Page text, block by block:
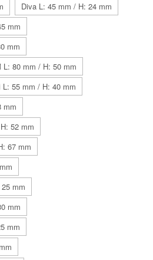
Diva L: 45 mm / H: 24 mm
mm
mm
L: 80 mm / H: 50 mm
L: 55 mm / H: 40 mm
mm
52 mm
67 mm
mm
mm
mm